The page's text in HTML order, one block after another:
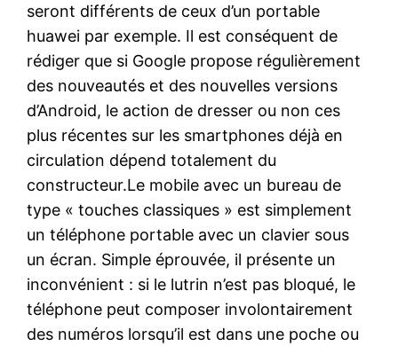
seront différents de ceux d’un portable
huawei par exemple. Il est conséquent de
rédiger que si Google propose régulièrement
des nouveautés et des nouvelles versions
d’Android, le action de dresser ou non ces
plus récentes sur les smartphones déjà en
circulation dépend totalement du
constructeur.Le mobile avec un bureau de
type « touches classiques » est simplement
un téléphone portable avec un clavier sous
un écran. Simple éprouvée, il présente un
inconvénient : si le lutrin n’est pas bloqué, le
téléphone peut composer involontairement
des numéros lorsqu’il est dans une poche ou